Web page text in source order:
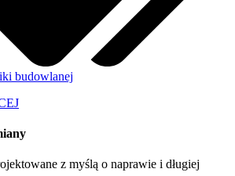
budowlanej
z myślą o naprawie i długiej